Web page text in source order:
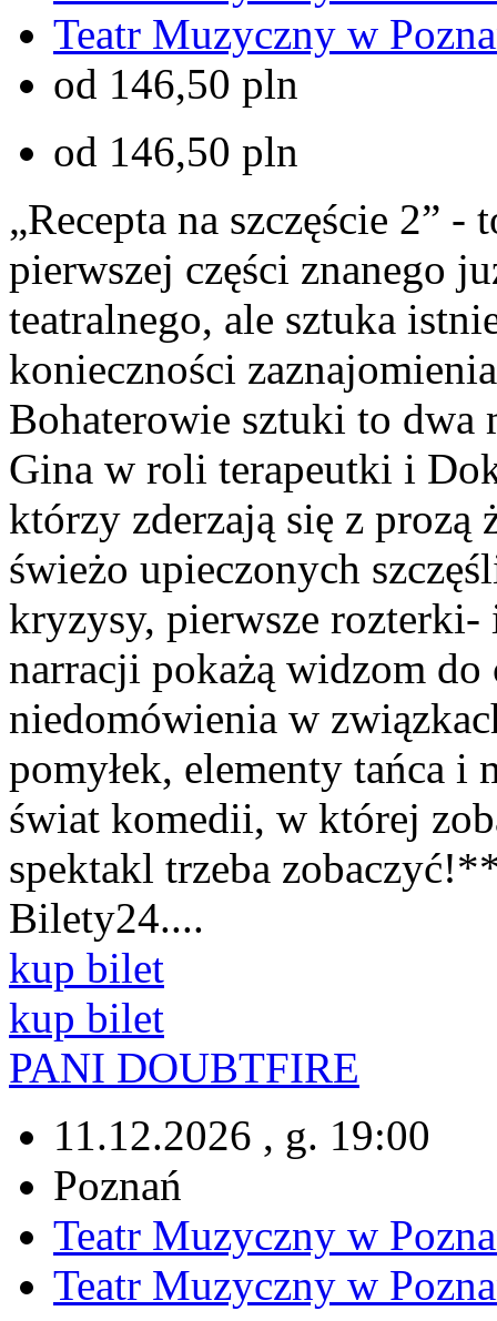
Teatr Muzyczny w
od 146,50 pln
od 146,50 pln
„Recepta na szczęście 2”
pierwszej części znanego
teatralnego, ale sztuka
konieczności
Bohaterowie sztuki to dwa
Gina w roli terapeutki i
którzy zderzają się z prozą
świeżo upieczonych
kryzysy, pierwsze
narracji pokażą widzom
niedomówienia w
pomyłek, elementy tańca i
świat komedii, w której
spektakl trzeba
Bilety24....
kup bilet
kup bilet
PANI DOUBTFIRE
11.12.2026 , g. 19:00
Poznań
Teatr Muzyczny w
Teatr Muzyczny w